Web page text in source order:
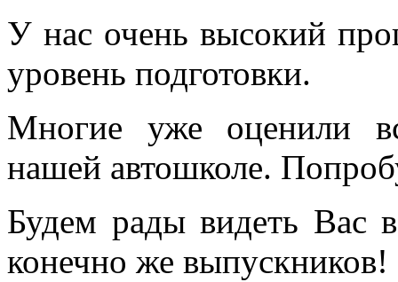
У нас очень высокий
уровень подготовки.
Многие уже оценили
нашей автошколе.
Будем рады видеть Вас
конечно же выпускников!